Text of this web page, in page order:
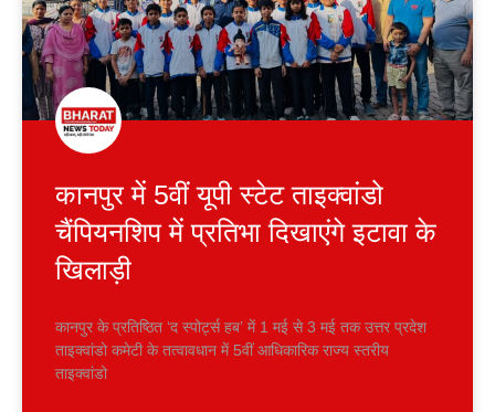
कानपुर में 5वीं यूपी स्टेट ताइक्वांडो
चैंपियनशिप में प्रतिभा दिखाएंगे इटावा के
खिलाड़ी
कानपुर के प्रतिष्ठित ‘द स्पोर्ट्स हब’ में 1 मई से 3 मई तक उत्तर प्रदेश
ताइक्वांडो कमेटी के तत्वावधान में 5वीं आधिकारिक राज्य स्तरीय
ताइक्वांडो